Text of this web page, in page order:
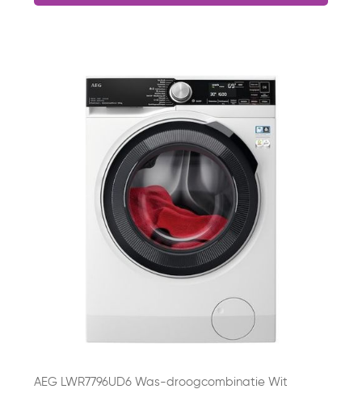
AEG LWR7796UD6 Was-droogcombinatie Wit